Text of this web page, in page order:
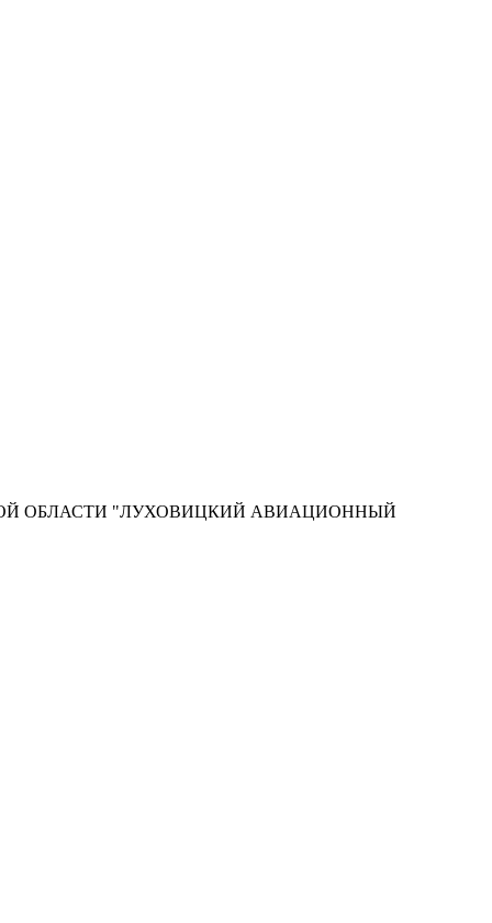
ОБЛАСТИ "ЛУХОВИЦКИЙ АВИАЦИОННЫЙ